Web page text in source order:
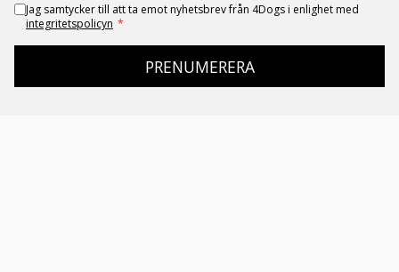
Jag samtycker till att ta emot nyhetsbrev från 4Dogs i enlighet med
integritetspolicyn *
PRENUMERERA